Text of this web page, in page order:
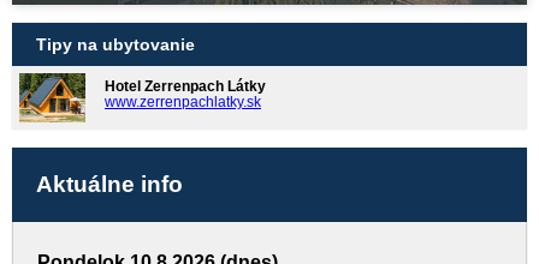
Tipy na ubytovanie
Hotel Zerrenpach Látky
www.zerrenpachlatky.sk
Aktuálne info